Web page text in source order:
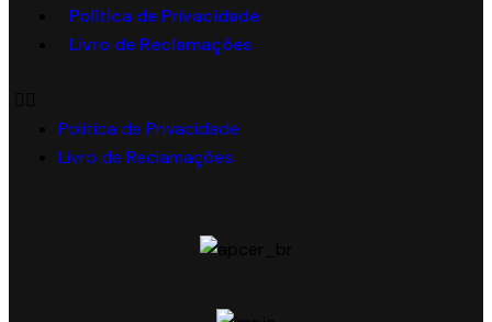
Política de Privacidade
Livro de Reclamações
Política de Privacidade
Livro de Reclamações